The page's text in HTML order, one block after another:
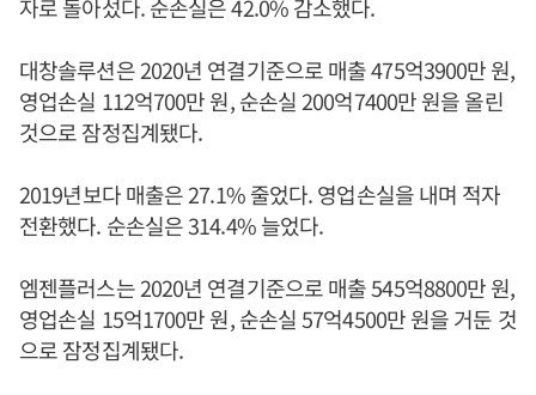
자로 돌아섰다. 순손실은 42.0% 감소했다.
대창솔루션은 2020년 연결기준으로 매출 475억3900만 원,
영업손실 112억700만 원, 순손실 200억7400만 원을 올린
것으로 잠정집계됐다.
2019년보다 매출은 27.1% 줄었다. 영업손실을 내며 적자
전환했다. 순손실은 314.4% 늘었다.
엠젠플러스는 2020년 연결기준으로 매출 545억8800만 원,
영업손실 15억1700만 원, 순손실 57억4500만 원을 거둔 것
으로 잠정집계됐다.